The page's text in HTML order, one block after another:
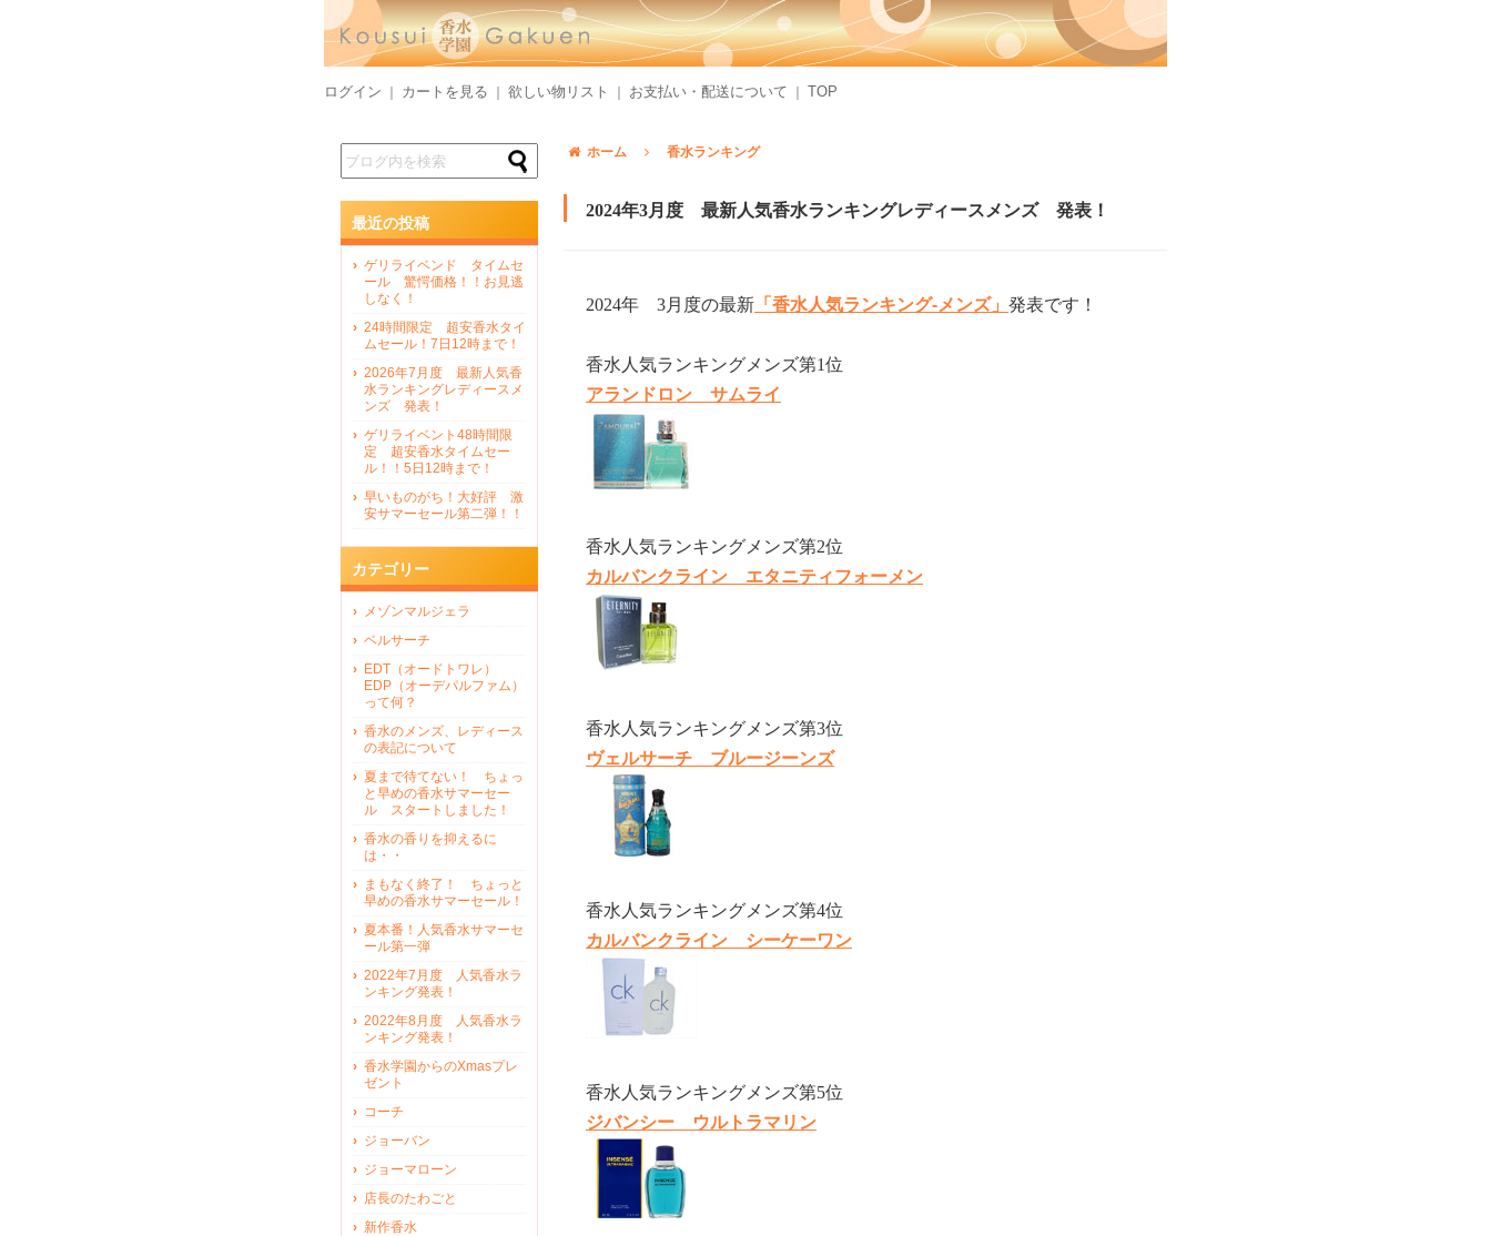
ログイン カートを見る 欲しい物リスト お支払い・配送について TOP
ホーム 香水ランキング
2024年3月度 最新人気香水ランキングレディースメンズ 発表！
2024年 3月度の最新 「香水人気ランキング-メンズ」 発表です！
香水人気ランキングメンズ第1位
アランドロン サムライ
香水人気ランキングメンズ第2位
カルバンクライン エタニティフォーメン
香水人気ランキングメンズ第3位
ヴェルサーチ ブルージーンズ
香水人気ランキングメンズ第4位
カルバンクライン シーケーワン
香水人気ランキングメンズ第5位
ジバンシー ウルトラマリン
最近の投稿
ゲリライベンド タイムセ
ール 驚愕価格！！お見逃
しなく！
24時間限定 超安香水タイ
ムセール！7日12時まで！
2026年7月度 最新人気香
水ランキングレディースメ
ンズ 発表！
ゲリライベント48時間限
定 超安香水タイムセー
ル！！5日12時まで！
早いものがち！大好評 激
安サマーセール第二弾！！
カテゴリー
メゾンマルジェラ
ベルサーチ
EDT（オードトワレ）
EDP（オーデパルファム）
って何？
香水のメンズ、レディース
の表記について
夏まで待てない！ ちょっ
と早めの香水サマーセー
ル スタートしました！
香水の香りを抑えるに
は・・
まもなく終了！ ちょっと
早めの香水サマーセール！
夏本番！人気香水サマーセ
ール第一弾
2022年7月度 人気香水ラ
ンキング発表！
2022年8月度 人気香水ラ
ンキング発表！
香水学園からのXmasプレ
ゼント
コーチ
ジョーバン
ジョーマローン
店長のたわごと
新作香水